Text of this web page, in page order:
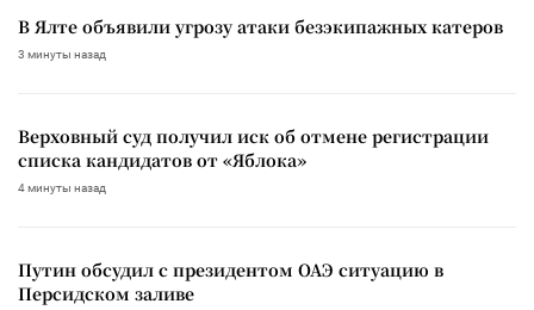
В Ялте объявили угрозу атаки безэкипажных катеров
3 минуты назад
Верховный суд получил иск об отмене регистрации
списка кандидатов от «Яблока»
4 минуты назад
Путин обсудил с президентом ОАЭ ситуацию в
Персидском заливе